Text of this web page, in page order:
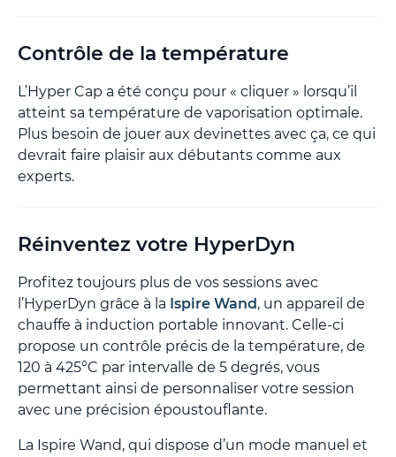
Contrôle de la température
L’Hyper Cap a été conçu pour « cliquer » lorsqu’il
atteint sa température de vaporisation optimale.
Plus besoin de jouer aux devinettes avec ça, ce qui
devrait faire plaisir aux débutants comme aux
experts.
Réinventez votre HyperDyn
Profitez toujours plus de vos sessions avec
l’HyperDyn grâce à la Ispire Wand , un appareil de
chauffe à induction portable innovant. Celle-ci
propose un contrôle précis de la température, de
120 à 425°C par intervalle de 5 degrés, vous
permettant ainsi de personnaliser votre session
avec une précision époustouflante.
La Ispire Wand, qui dispose d’un mode manuel et